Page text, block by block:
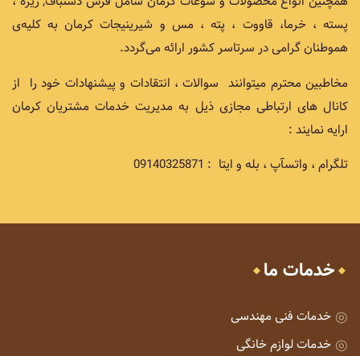
پسته ، خرما، قاووت ، پته ، مس و شیرینیجات کرمان به کلیه‌ی
هموطنان گرامی در سرتاسر کشور ارائه می‌گردد.
مخاطبین محترم میتوانند سوالات ، انتقادات و پیشنهادات خود را از
کانال های ارتباطی مجازی ذیل به مدیریت خدمات مشتریان کرمان
ارایه نمایند :
تلگرام ، واتسآپ ، بله و ایتا : 09140325871
خدمات ما
خدمات فنی مهندسی
خدمات لوازم خانگی